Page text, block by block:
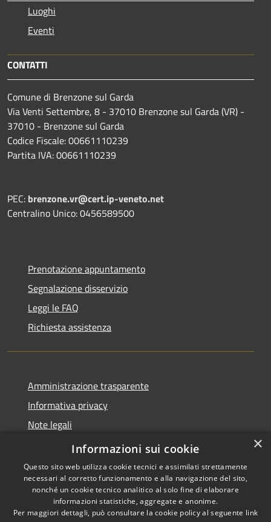
Luoghi
Eventi
CONTATTI
Comune di Brenzone sul Garda
Via Venti Settembre, 8 - 37010 Brenzone sul Garda (VR) -
37010 - Brenzone sul Garda
Codice Fiscale: 00661110239
Partita IVA: 00661110239
PEC: brenzone.vr@cert.ip-veneto.net
Centralino Unico: 0456589500
Prenotazione appuntamento
Segnalazione disservizio
Leggi le FAQ
Richiesta assistenza
Amministrazione trasparente
Informativa privacy
Note legali
Dichiarazione di accessibilità
Copyright © 2026 • Comune di
×
Informazioni sui cookie
Questo sito web utilizza cookie tecnici e assimilati strettamente
necessari al corretto funzionamento e alla navigazione del sito,
nonché un cookie tecnico analitico al solo fine di elaborare
informazioni statistiche, aggregate e anonime.
Per maggiori dettagli, può consultare la cookie policy al seguente link